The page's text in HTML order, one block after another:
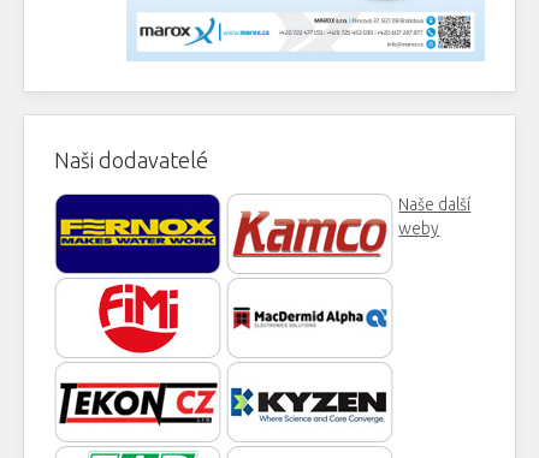
Naši dodavatelé
Naše další
weby